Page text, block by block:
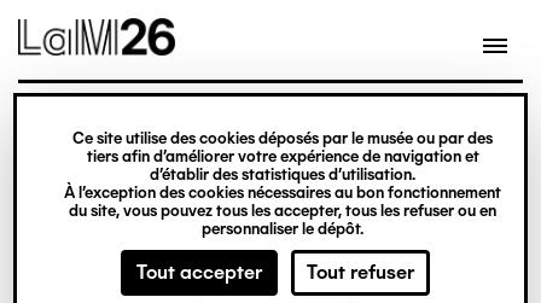
Gestion des cookies
Ce site utilise des cookies déposés par le musée ou par des
tiers afin d’améliorer votre expérience de navigation et
d’établir des statistiques d’utilisation.
À l’exception des cookies nécessaires au bon fonctionnement
du site, vous pouvez tous les accepter, tous les refuser ou en
personnaliser le dépôt.
Tout accepter Tout refuser
contenu